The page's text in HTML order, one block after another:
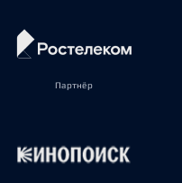
Партнёр